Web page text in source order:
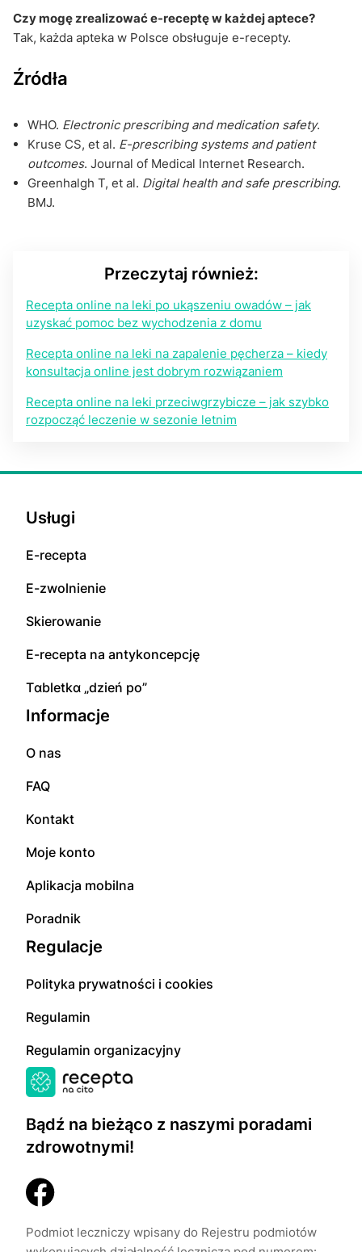
Czy mogę zrealizować e-receptę w każdej aptece?
Tak, każda apteka w Polsce obsługuje e-recepty.
Źródła
WHO. Electronic prescribing and medication safety.
Kruse CS, et al. E-prescribing systems and patient
outcomes. Journal of Medical Internet Research.
Greenhalgh T, et al. Digital health and safe prescribing.
BMJ.
Przeczytaj również:
Recepta online na leki po ukąszeniu owadów – jak
uzyskać pomoc bez wychodzenia z domu
Recepta online na leki na zapalenie pęcherza – kiedy
konsultacja online jest dobrym rozwiązaniem
Recepta online na leki przeciwgrzybicze – jak szybko
rozpocząć leczenie w sezonie letnim
Bądź na bieżąco z naszymi poradami
zdrowotnymi!
Podmiot leczniczy wpisany do Rejestru podmiotów
Usługi
E-rесерta
E-zwolnienie
Skierowanie
E-rесерta na аntуkоnсерсję
Tɑbletkɑ „dzień po”
Informacje
O nas
FAQ
Kontakt
Moje konto
Aplikacja mobilna
Poradnik
Regulacje
Polityka prywatności i cookies
Regulamin
Regulamin organizacyjny